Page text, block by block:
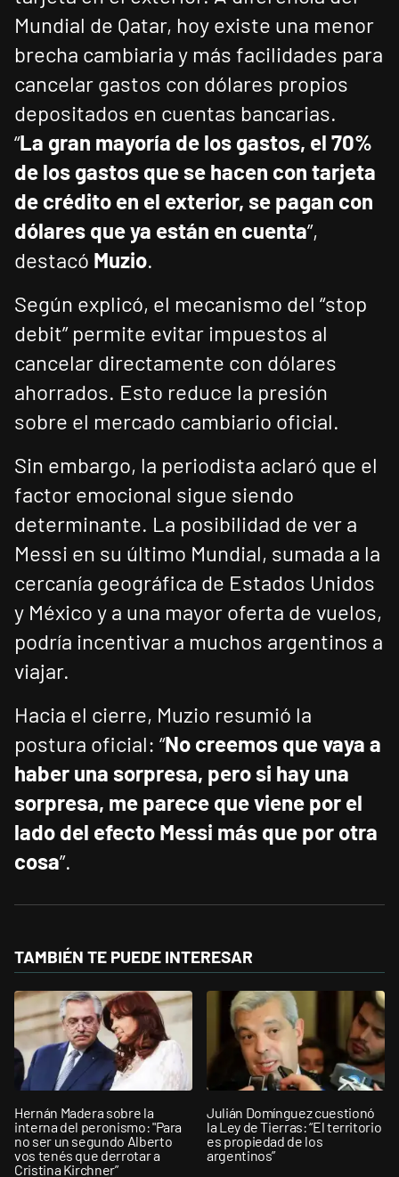
Mundial de Qatar, hoy existe una menor
brecha cambiaria y más facilidades para
cancelar gastos con dólares propios
depositados en cuentas bancarias.
“La gran mayoría de los gastos, el 70%
de los gastos que se hacen con tarjeta
de crédito en el exterior, se pagan con
dólares que ya están en cuenta”,
destacó Muzio.
Según explicó, el mecanismo del “stop
debit” permite evitar impuestos al
cancelar directamente con dólares
ahorrados. Esto reduce la presión
sobre el mercado cambiario oficial.
Sin embargo, la periodista aclaró que el
factor emocional sigue siendo
determinante. La posibilidad de ver a
Messi en su último Mundial, sumada a la
cercanía geográfica de Estados Unidos
y México y a una mayor oferta de vuelos,
podría incentivar a muchos argentinos a
viajar.
Hacia el cierre, Muzio resumió la
postura oficial: “No creemos que vaya a
haber una sorpresa, pero si hay una
sorpresa, me parece que viene por el
lado del efecto Messi más que por otra
cosa”.
TAMBIÉN TE PUEDE INTERESAR
Hernán Madera sobre la
interna del peronismo: "Para
no ser un segundo Alberto
vos tenés que derrotar a
Cristina Kirchner”
Julián Domínguez cuestionó
la Ley de Tierras: “El territorio
es propiedad de los
argentinos”